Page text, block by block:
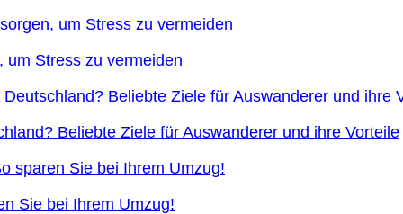
um Stress zu vermeiden
Beliebte Ziele für Auswanderer und ihre Vorteile
Sie bei Ihrem Umzug!